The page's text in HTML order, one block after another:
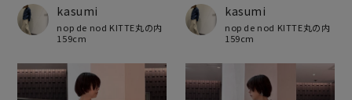
kasumi
nop de nod KITTE丸の内
159cm
kasumi
nop de nod KITTE丸の内
159cm